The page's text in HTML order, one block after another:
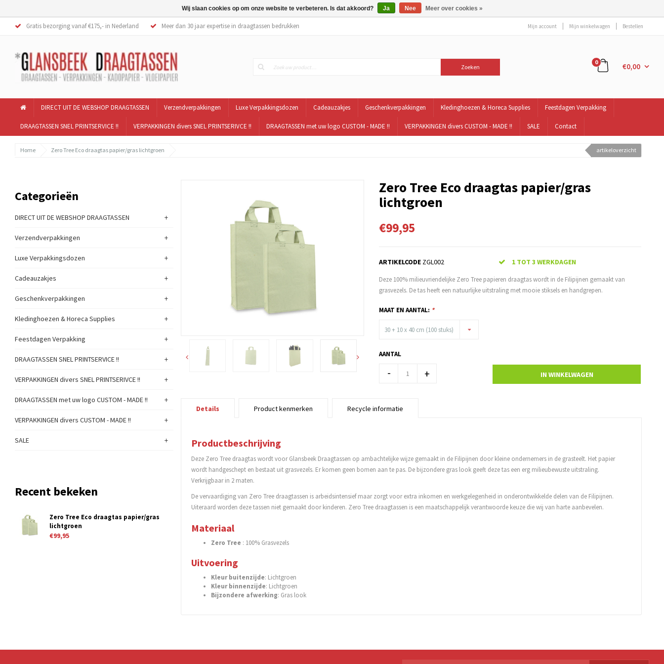
Gratis bezorging vanaf €175,- in Nederland Meer dan 30 jaar expertise in draagtassen bedrukken Mijn account Mijn winkelwagen Bestellen
Zoeken
0 €0,00
DIRECT UIT DE WEBSHOP DRAAGTASSEN Verzendverpakkingen Luxe Verpakkingsdozen Cadeauzakjes Geschenkverpakkingen Kledinghoezen & Horeca Supplies Feestdagen Verpakking
DRAAGTASSEN SNEL PRINTSERVICE !! VERPAKKINGEN divers SNEL PRINTSERIVCE !! DRAAGTASSEN met uw logo CUSTOM - MADE !! VERPAKKINGEN divers CUSTOM - MADE !! SALE Contact
Home Zero Tree Eco draagtas papier/gras lichtgroen artikeloverzicht
Categorieën
DIRECT UIT DE WEBSHOP DRAAGTASSEN +
Verzendverpakkingen +
Luxe Verpakkingsdozen +
Cadeauzakjes +
Geschenkverpakkingen +
Kledinghoezen & Horeca Supplies +
Feestdagen Verpakking +
DRAAGTASSEN SNEL PRINTSERVICE !! +
VERPAKKINGEN divers SNEL PRINTSERIVCE !! +
DRAAGTASSEN met uw logo CUSTOM - MADE !! +
VERPAKKINGEN divers CUSTOM - MADE !! +
SALE +
Recent bekeken
Zero Tree Eco draagtas papier/gras
lichtgroen
€99,95
Zero Tree Eco draagtas papier/gras
lichtgroen
€99,95
ARTIKELCODE ZGL002 1 TOT 3 WERKDAGEN
Deze 100% milieuvriendelijke Zero Tree papieren draagtas wordt in de Filipijnen gemaakt van
grasvezels. De tas heeft een natuurlijke uitstraling met mooie stiksels en handgrepen.
MAAT EN AANTAL: *
30 + 10 x 40 cm (100 stuks)
AANTAL
- + IN WINKELWAGEN
Details Product kenmerken Recycle informatie
Productbeschrijving
Deze Zero Tree draagtas wordt voor Glansbeek Draagtassen op ambachtelijke wijze gemaakt in de Filipijnen door kleine ondernemers in de grasteelt. Het papier
wordt handgeschept en bestaat uit grasvezels. Er komen geen bomen aan te pas. De bijzondere gras look geeft deze tas een erg milieubewuste uitstraling.
Verkrijgbaar in 2 maten.
De vervaardiging van Zero Tree draagtassen is arbeidsintensief maar zorgt voor extra inkomen en werkgelegenheid in onderontwikkelde delen van de Filipijnen.
Uiteraard worden deze tassen niet gemaakt door kinderen. Zero Tree draagtassen is een maatschappelijk verantwoorde keuze die wij van harte aanbevelen.
Materiaal
Zero Tree : 100% Grasvezels
Uitvoering
Kleur buitenzijde: Lichtgroen
Kleur binnenzijde: Lichtgroen
Bijzondere afwerking: Gras look
Wij slaan cookies op om onze website te verbeteren. Is dat akkoord? Ja Nee Meer over cookies »